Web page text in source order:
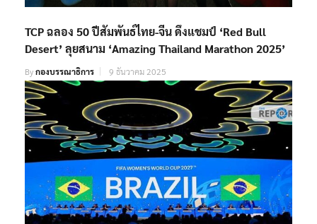
TCP ฉลอง 50 ปีสัมพันธ์ไทย-จีน ดึงแชมป์ ‘Red Bull
Desert’ ลุยสนาม ‘Amazing Thailand Marathon 2025’
Byกองบรรณาธิการ 9 ธันวาคม 2025